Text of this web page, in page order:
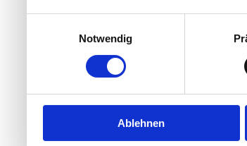
Notwendig
Ablehnen
Schnelle
Im
Empathie